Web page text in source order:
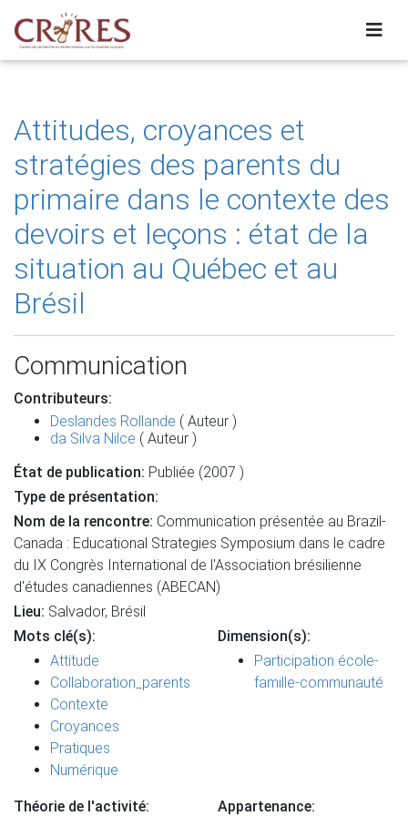
Attitudes, croyances et
stratégies des parents du
primaire dans le contexte des
devoirs et leçons : état de la
situation au Québec et au
Brésil
Communication
Contributeurs:
Deslandes Rollande ( Auteur )
da Silva Nilce ( Auteur )
État de publication: Publiée (2007 )
Type de présentation:
Nom de la rencontre: Communication présentée au Brazil-
Canada : Educational Strategies Symposium dans le cadre
du IX Congrès International de l'Association brésilienne
d'études canadiennes (ABECAN)
Lieu: Salvador, Brésil
Mots clé(s):
Attitude
Collaboration_parents
Contexte
Croyances
Pratiques
Numérique
Dimension(s):
Participation école-
famille-communauté
Théorie de l'activité: Appartenance: